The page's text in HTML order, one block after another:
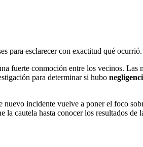
para esclarecer con exactitud qué ocurrió.
fuerte conmoción entre los vecinos. Las
para determinar si hubo
incidente vuelve a poner el foco
la cautela hasta conocer los resultados de